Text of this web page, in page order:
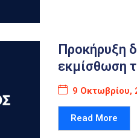
Προκήρυξη
εκμίσθωση
9 Οκτωβρίου,
Read More